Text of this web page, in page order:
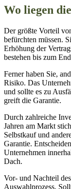
Wo liegen
Der größte Vorteil
befürchten müssen.
Erhöhung der
bestehen bis zum
Ferner haben Sie,
Risiko. Das
und sollte es zu
greift die Garantie.
Durch zahlreiche
Jahren am Markt
Selbstkauf und
Garantie.
Unternehmen
Dach.
Vor- und Nachteil
Auswahlprozess.